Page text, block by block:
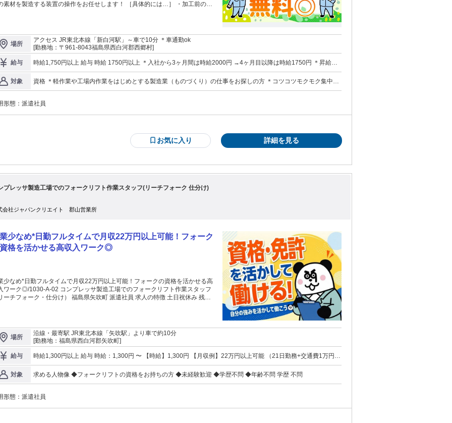
材を製造する装置の操作をお任せします！ ［具体的には…］ ・加工前の製
スタッフも多数活躍中◎ ＊重量物の取り扱いなし！ 身体への負担も少な
3万円、入社1
円を現金支給！ 残りは会社規定により支給いたします♪ ご夫婦・お友
一緒に入社されると入社祝金が30万円⇒50万円にUP！！ ■１ルーム寮完備！
…礼金・敷金・寮費無料！(規定有) 寮から徒歩・自転車通勤も可能◎ 生活
きのお部屋もあります ■赴任・引っ越し費用一部負担(規定有）も有り 心機
新しいお仕事を始めたい方にピッタリ！
場所
アクセス JR東北本線「新白河駅」～車で10分 ＊車通勤ok
[勤務地：〒961-8043福島県西白河郡西郷村]
給与
時給1,750円以上 給与 時給 1750円以上 ＊入社から3ヶ月間は時給2000円 →4ヶ月目以降は時給1750円 ＊昇給制
対象
資格 ＊軽作業や工場内作業をはじめとする製造業（ものづくり）の仕事をお探しの方 ＊コツコツモクモク集中し
形態： 派遣社員
お気に入り 詳細を見る
プレッサ製造工場でのフォークリフト作業スタッフ(リーチフォーク 仕分け)
会社ジャパンクリエイト 郡山営業所
少なめ*日勤フルタイムで月収22万円以上可能！フォーク
格を活かせる高収入ワーク◎
少なめ*日勤フルタイムで月収22万円以上可能！フォークの資格を活かせる高
ワーク◎/1030-A-02 コンプレッサ製造工場でのフォークリフト作業スタッフ
ーチフォーク・仕分け） 福島県矢吹町 派遣社員 求人の特徴 土日祝休み 残業
容】 ●製品の運搬 ・フォークリフト作業（リーチ） ・仕分け ・その他
ンプレッサ・真空機器製造工場での業務となります。 ※従事す
務の変更の範囲の詳細は面談時にお伝えします。 【勤務先のご紹介】 圧縮
真空ポンプの製造をされています。 創業して90年以上経つ歴史のある企業
常に変化する市場の需要に合わせた製品づくりに 取り組まれています。 ※当
雇用する派遣スタッフとして派遣先で勤務いただきます 職種 コンプレッサ製
場でのフォークリフト作業スタッフ（リーチフォーク・仕分け） 雇用形態 派
遣社員 勤務体系 固定時間制 勤務先事業内容 労働者派遣業
場所
沿線・最寄駅 JR東北本線「矢吹駅」より車で約10分
[勤務地：福島県西白河郡矢吹町]
給与
時給1,300円以上 給与 時給：1,300円 〜 【時給】1,300円 【月収例】22万円以上可能 （21日勤務+交通費1万円を
1km10円として通勤距離により支給 試用期間 試用期間：なし
対象 求める人物像 ◆フォークリフトの資格をお持ちの方 ◆未経験歓迎 ◆学歴不問 ◆年齢不問 学歴 不問
形態： 派遣社員